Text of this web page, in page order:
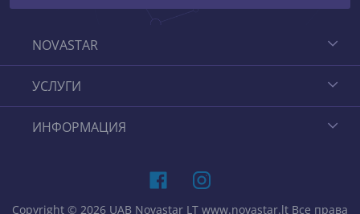
NOVASTAR
УСЛУГИ
ИНФОРМАЦИЯ
Copyright © 2026 UAB Novastar LT www.novastar.lt Все права